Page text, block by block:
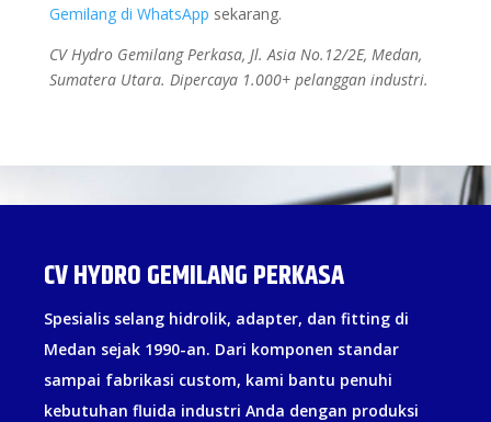
Gemilang di WhatsApp sekarang.
CV Hydro Gemilang Perkasa, Jl. Asia No.12/2E, Medan,
Sumatera Utara. Dipercaya 1.000+ pelanggan industri.
CV HYDRO GEMILANG PERKASA
Spesialis selang hidrolik, adapter, dan fitting di
Medan sejak 1990-an. Dari komponen standar
sampai fabrikasi custom, kami bantu penuhi
kebutuhan fluida industri Anda dengan produksi